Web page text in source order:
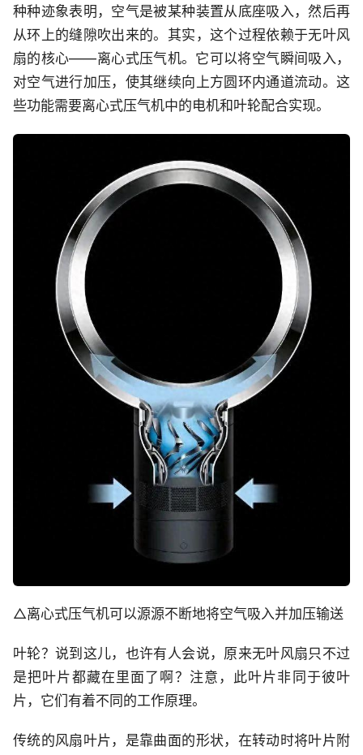
种种迹象表明，空气是被某种装置从底座吸入，然后再
从环上的缝隙吹出来的。其实，这个过程依赖于无叶风
扇的核心——离心式压气机。它可以将空气瞬间吸入，
对空气进行加压，使其继续向上方圆环内通道流动。这
些功能需要离心式压气机中的电机和叶轮配合实现。
△离心式压气机可以源源不断地将空气吸入并加压输送
叶轮？说到这儿，也许有人会说，原来无叶风扇只不过
是把叶片都藏在里面了啊？注意，此叶片非同于彼叶
片，它们有着不同的工作原理。
传统的风扇叶片，是靠曲面的形状，在转动时将叶片附